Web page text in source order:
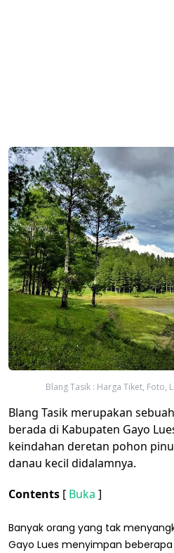
Blang Tasik : Harga Tiket, Foto,
Blang Tasik merupakan
berada di Kabupaten Gayo
keindahan deretan pohon
danau kecil didalamnya.
Contents [ Buka ]
Banyak orang yang tak
Gayo Lues menyimpan